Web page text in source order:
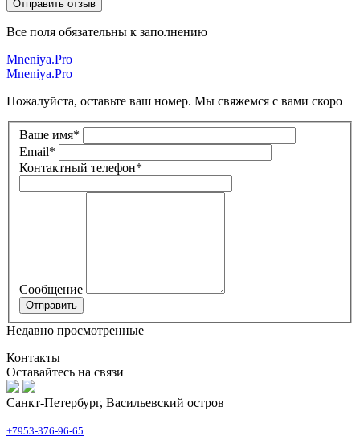
Все поля обязательны к заполнению
Mneniya.Pro
Mneniya.Pro
Пожалуйста, оставьте ваш номер. Мы свяжемся с вами скоро
Ваше имя*
Email*
Контактный телефон*
Сообщение
Недавно просмотренные
Контакты
Оставайтесь на связи
Санкт-Петербург, Васильевский остров
+7953-376-96-65